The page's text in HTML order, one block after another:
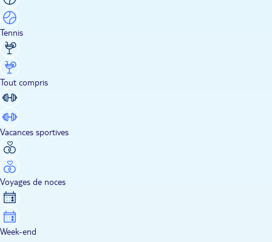
Tennis
Tout compris
Vacances sportives
Voyages de noces
Week-end